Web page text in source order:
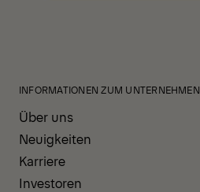
INFORMATIONEN ZUM UNTERNEHMEN
Über uns
Neuigkeiten
Karriere
Investoren